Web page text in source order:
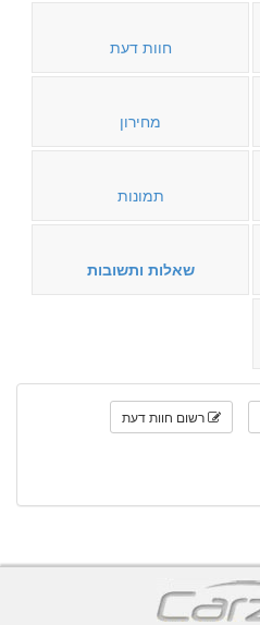
חוות דעת
מחירון
תמונות
שאלות ותשובות
רשום חוות דעת